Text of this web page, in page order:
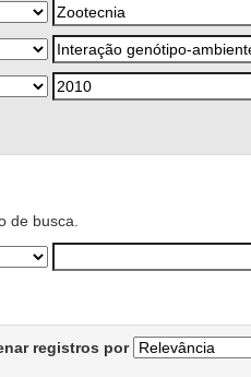
de busca.
registros por